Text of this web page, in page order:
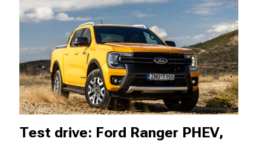
Test drive: Ford Ranger PHEV,